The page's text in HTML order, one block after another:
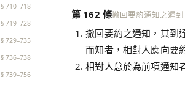
§ 710–718
§ 719–728
§ 729–735
§ 736–738
§ 739–756
第 162 條撤回要約通知之遲到
撤回要約之通知，其到
而知者，相對人應向要
相對人怠於為前項通知